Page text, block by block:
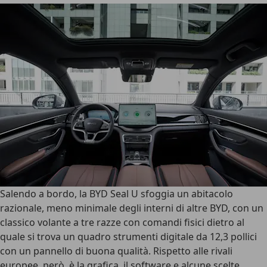
Salendo a bordo, la BYD Seal U sfoggia un abitacolo
razionale, meno minimale degli interni di altre BYD, con un
classico volante a tre razze con comandi fisici dietro al
quale si trova un quadro strumenti digitale da 12,3 pollici
con un pannello di buona qualità. Rispetto alle rivali